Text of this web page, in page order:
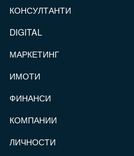
КОНСУЛТАНТИ
DIGITAL
МАРКЕТИНГ
ИМОТИ
ФИНАНСИ
КОМПАНИИ
ЛИЧНОСТИ